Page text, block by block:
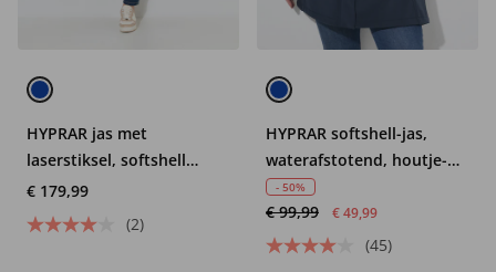
HYPRAR jas met
laserstiksel, softshell
inzetten, capuchon
€ 179,99
(2)
HYPRAR softshell-jas,
waterafstotend, houtje-
touwtjeknopen
- 50%
€ 99,99 € 49,99
(45)